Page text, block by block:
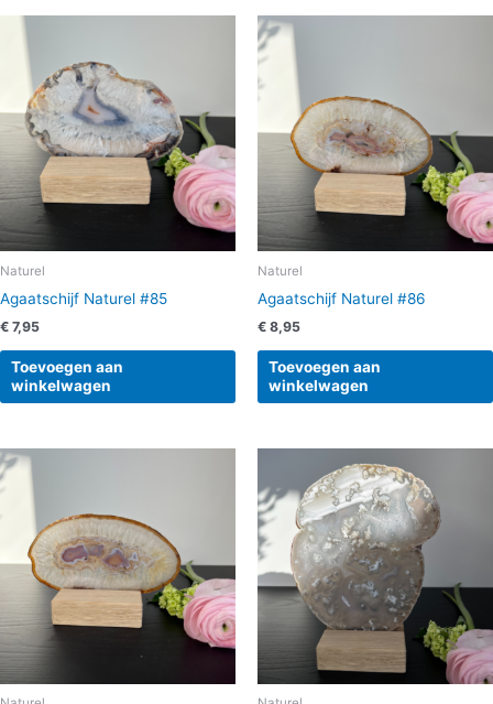
Naturel
Agaatschijf Naturel #85
€ 7,95
Toevoegen aan
winkelwagen
Naturel
Agaatschijf Naturel #86
€ 8,95
Toevoegen aan
winkelwagen